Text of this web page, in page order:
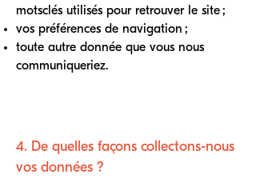
motsclés utilisés pour retrouver le site ;
vos préférences de navigation ;
toute autre donnée que vous nous
communiqueriez.
4. De quelles façons collectons-nous
vos données ?